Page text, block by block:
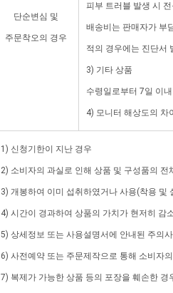
단순변심 및
주문착오의 경우
피부 트러블 발생 시
배송비는 판매자가 부
적의 경우에는 진단서
3) 기타 상품
수령일로부터 7일 이
4) 모니터 해상도의 차
1) 신청기한이 지난 경우
2) 소비자의 과실로 인해 상품 및 구성품의
3) 개봉하여 이미 섭취하였거나 사용(착용 및
4) 시간이 경과하여 상품의 가치가 현저히 감
5) 상세정보 또는 사용설명서에 안내된 주의
6) 사전예약 또는 주문제작으로 통해 소비자
7) 복제가 가능한 상품 등의 포장을 훼손한 경